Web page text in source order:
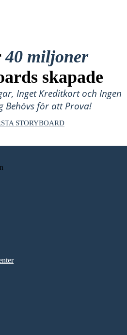
40 miljoner
skapade
Inget Kreditkort och Ingen
Behövs för att Prova!
STORYBOARD